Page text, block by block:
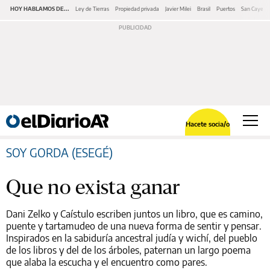
HOY HABLAMOS DE... Ley de Tierras Propiedad privada Javier Milei Brasil Puertos San
Hacete socia/o
SOY GORDA (ESEGÉ)
Que no exista ganar
Dani Zelko y Caístulo escriben juntos un libro, que es camino,
puente y tartamudeo de una nueva forma de sentir y pensar.
Inspirados en la sabiduría ancestral judía y wichí, del pueblo
de los libros y del de los árboles, paternan un largo poema
que alaba la escucha y el encuentro como pares.